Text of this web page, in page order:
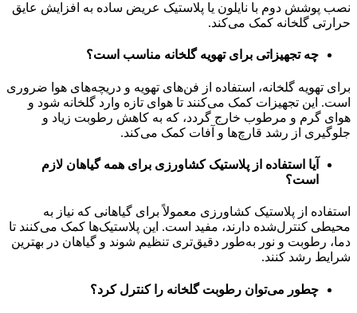
نصب پوشش دوم با نایلون یا پلاستیک عریض ساده به افزایش عایق
حرارتی گلخانه کمک می‌کند.
چه تجهیزاتی برای تهویه گلخانه مناسب است؟
برای تهویه گلخانه، استفاده از فن‌های تهویه و دریچه‌های هوا ضروری
است. این تجهیزات کمک می‌کنند تا هوای تازه وارد گلخانه شود و
هوای گرم و مرطوب خارج گردد، که به کاهش رطوبت زیاد و
جلوگیری از رشد قارچ‌ها و آفات کمک می‌کند.
آیا استفاده از پلاستیک کشاورزی برای همه گیاهان لازم
است؟
استفاده از پلاستیک کشاورزی معمولاً برای گیاهانی که نیاز به
محیطی کنترل‌شده دارند، مفید است. این پلاستیک‌ها کمک می‌کنند تا
دما، رطوبت و نور به‌طور دقیق‌تری تنظیم شوند و گیاهان در بهترین
شرایط رشد کنند.
چطور می‌توان رطوبت گلخانه را کنترل کرد؟